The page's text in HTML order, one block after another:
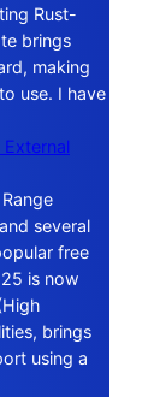
Rust-
brings
making
use. I have
several
free
is now
brings
using a